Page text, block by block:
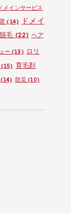
ドメインサービス
(14)
ドメイ
毛 (22) ヘア
ー (13) ロリ
育毛剤
(14) 防災 (10)